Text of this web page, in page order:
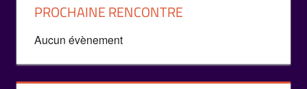
PROCHAINE RENCONTRE
Aucun évènement